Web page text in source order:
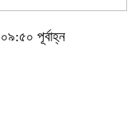
পূর্বাহ্ন